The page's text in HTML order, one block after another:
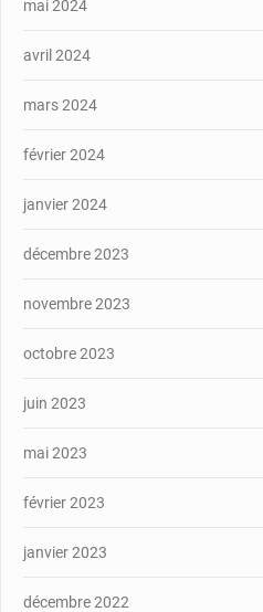
mai 2024
avril 2024
mars 2024
février 2024
janvier 2024
décembre 2023
novembre 2023
octobre 2023
juin 2023
mai 2023
février 2023
janvier 2023
décembre 2022